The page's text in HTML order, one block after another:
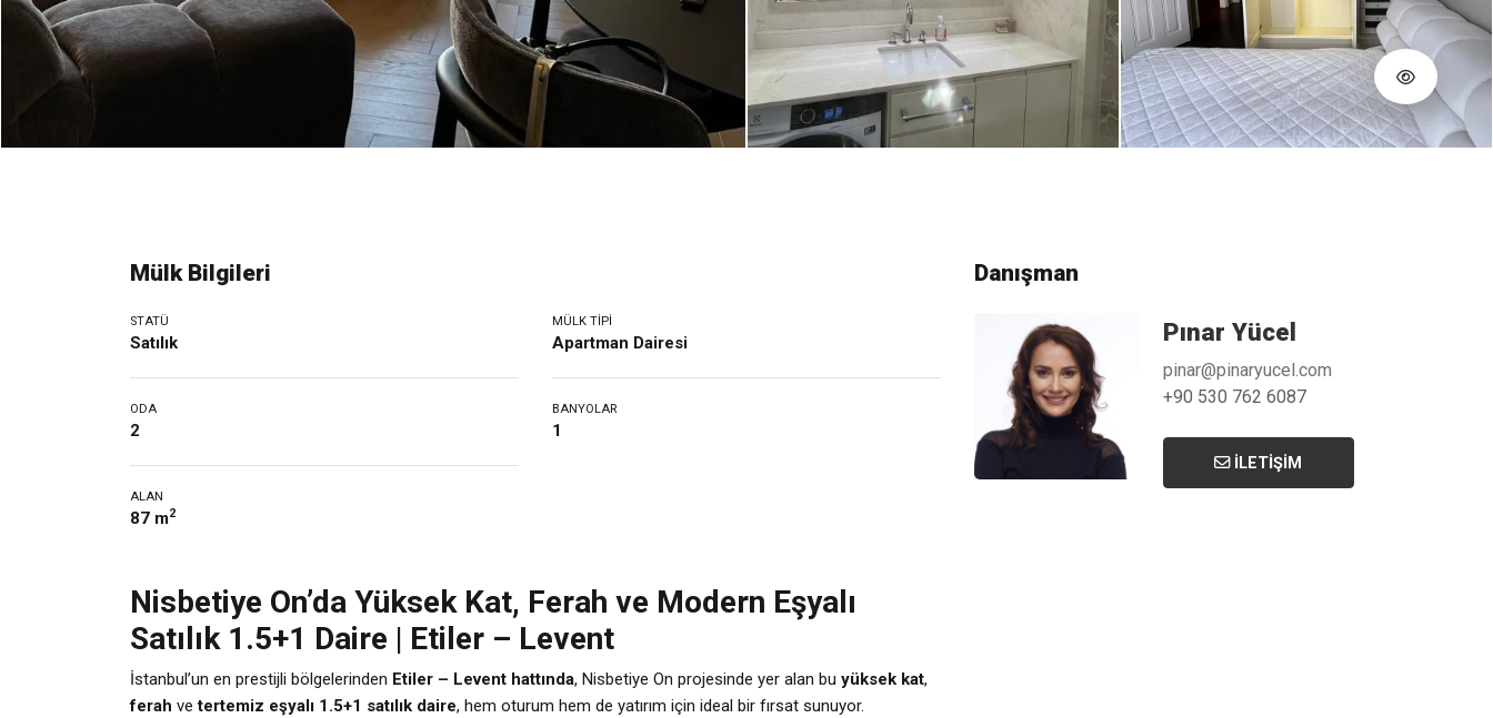
Mülk Bilgileri
STATÜ
Satılık
MÜLK TIPI
Apartman Dairesi
ODA
2
BANYOLAR
1
ALAN
87 m2
Nisbetiye On’da Yüksek Kat, Ferah ve Modern Eşyalı
Satılık 1.5+1 Daire | Etiler – Levent
İstanbul’un en prestijli bölgelerinden Etiler – Levent hattında, Nisbetiye On projesinde yer alan bu yüksek kat,
ferah vetertemiz eşyalı 1.5+1 satılık daire, hem oturum hem de yatırım için ideal bir fırsat sunuyor.
Danışman
Pınar Yücel
pinar@pinaryucel.com
+90 530 762 6087
İLETIŞIM